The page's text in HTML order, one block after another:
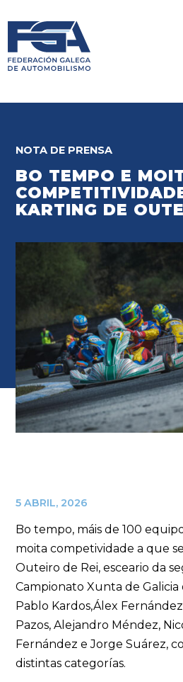
NOTA DE PRENSA
BO TEMPO E
KARTING DE
5 ABRIL, 2026
Bo tempo, máis de 100
moita competividade a que
Outeiro de Rei, esceario da
Campionato Xunta de
Pablo Kardos,Álex
Pazos, Alejandro Méndez,
Fernández e Jorge Suárez,
distintas categorías.